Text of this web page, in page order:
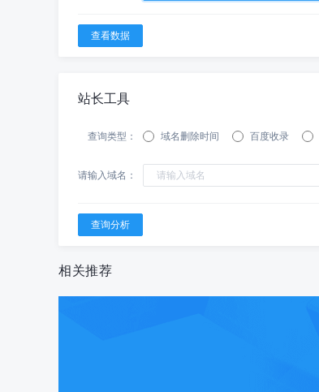
站长工具
查询类型： 域名删除时间 百度收录
请输入域名：
相关推荐